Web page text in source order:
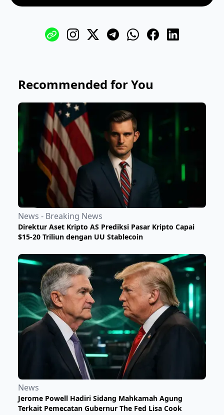
Recommended for You
News - Breaking News
Direktur Aset Kripto AS Prediksi Pasar Kripto Capai
$15-20 Triliun dengan UU Stablecoin
News
Jerome Powell Hadiri Sidang Mahkamah Agung
Terkait Pemecatan Gubernur The Fed Lisa Cook